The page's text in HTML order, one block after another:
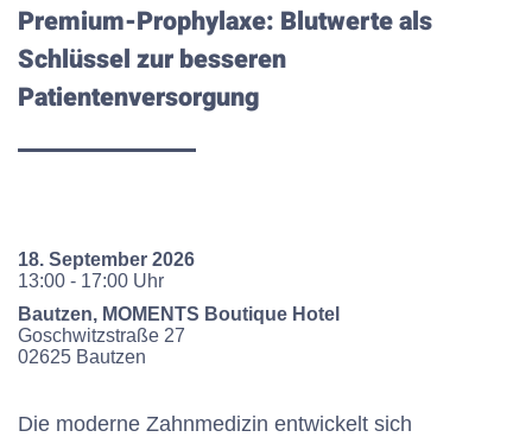
Premium-Prophylaxe: Blutwerte als
Schlüssel zur besseren
Patientenversorgung
18. September 2026
13:00 - 17:00 Uhr
Bautzen, MOMENTS Boutique Hotel
Goschwitzstraße 27
02625 Bautzen
Die moderne Zahnmedizin entwickelt sich